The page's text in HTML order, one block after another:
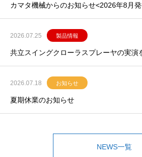
カマタ機械からのお知らせ<2026年8月
2026.07.25 製品情報
共立スイングクローラスプレーヤの実演
2026.07.18 お知らせ
夏期休業のお知らせ
NEWS一覧